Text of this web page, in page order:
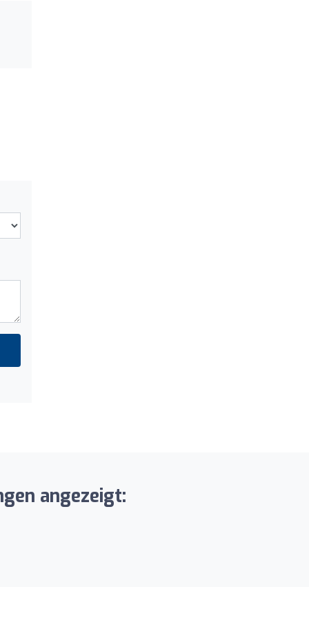
angezeigt: